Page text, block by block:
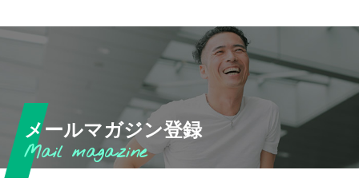
メールマガジン登録